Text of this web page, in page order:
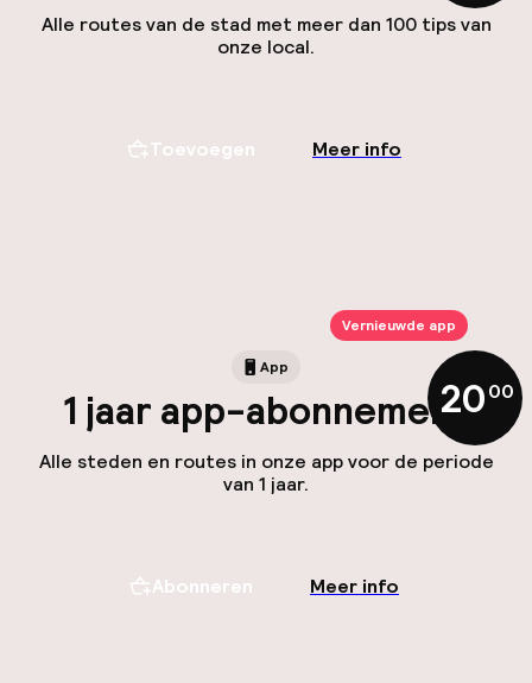
Alle routes van de stad met meer dan 100 tips van
onze local.
Toevoegen Meer info
Vernieuwde app
App
1 jaar app-abonnement
Alle steden en routes in onze app voor de periode
van 1 jaar.
20,00
Abonneren Meer info